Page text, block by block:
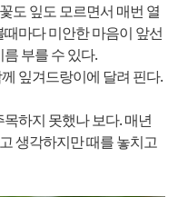
도 잎도 모르면서 매번 열
마다 미안한 마음이 앞선
부를 수 있다.
잎겨드랑이에 달려 핀다.
하지 못했나 보다. 매년
생각하지만 때를 놓치고